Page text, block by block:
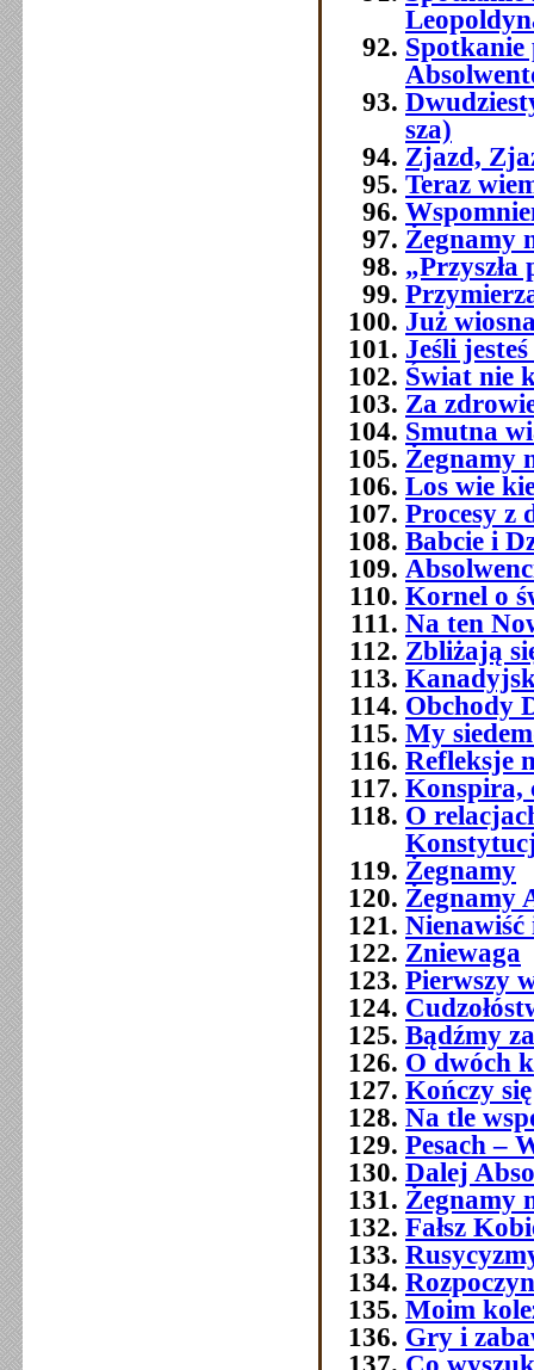
Spotkanie
sza)
Zjazd,
Teraz
Żegnamy
„Przyszła
Już
Jeśli
Świat nie
Za
Smutna
Żegnamy
Los wie
Procesy z
Babcie i
Kornel o
Na ten
Zbliżają
Obchody
My
Refleksje
Konspira,
O
Żegnamy
Żegnamy
Nienawiść
Zniewaga
Pierwszy
Bądźmy
O dwóch
Kończy
Na tle
Pesach –
Dalej
Żegnamy
Fałsz
Moim
Gry i